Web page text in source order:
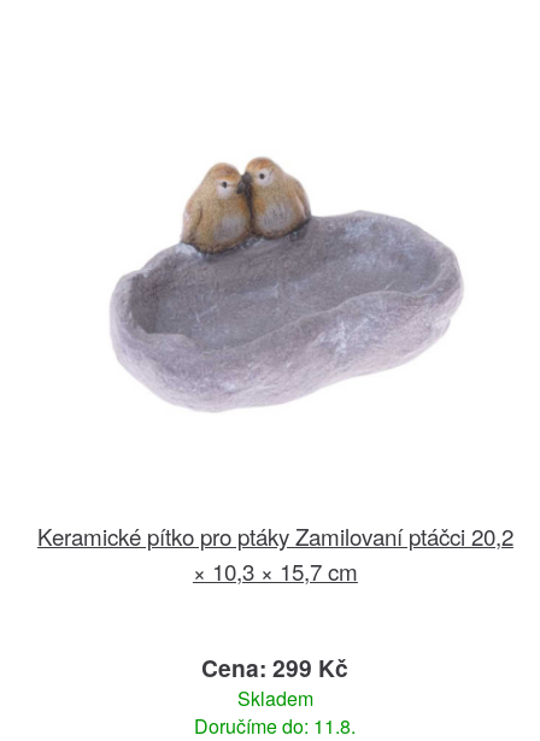
Keramické pítko pro ptáky Zamilovaní ptáčci 20,2
× 10,3 × 15,7 cm
Cena: 299 Kč
Skladem
Doručíme do: 11.8.